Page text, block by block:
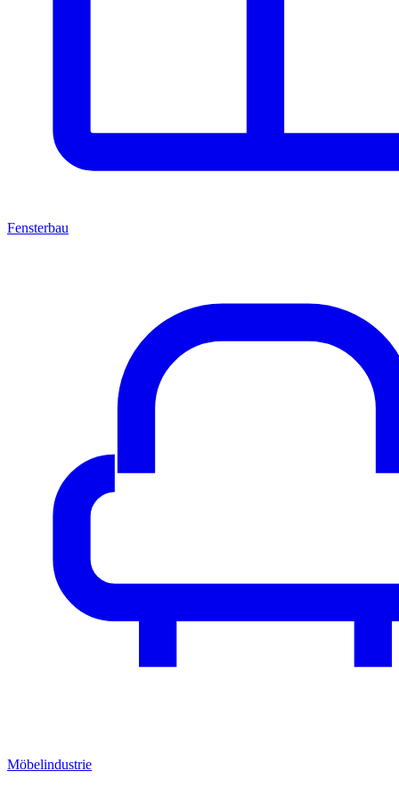
Fensterbau
Möbelindustrie